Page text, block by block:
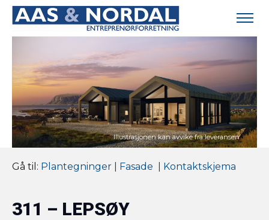
Gå til: Plantegninger Fasade Kontaktskjema
311 – LEPSØY